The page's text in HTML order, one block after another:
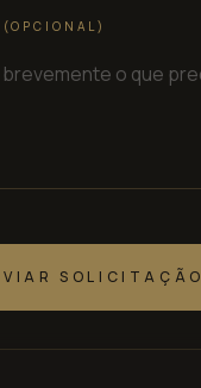
SOLICITAÇÃO